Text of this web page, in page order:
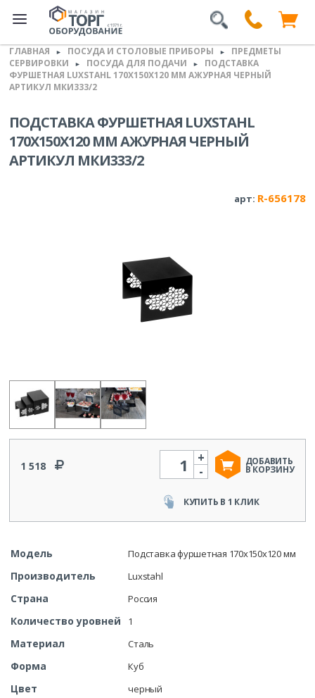
ГЛАВНАЯ ► ПОСУДА И СТОЛОВЫЕ ПРИБОРЫ ►
ПРЕДМЕТЫ
СЕРВИРОВКИ
► ПОСУДА ДЛЯ ПОДАЧИ ►
ПОДСТАВКА
ФУРШЕТНАЯ LUXSTAHL 170Х150Х120 ММ АЖУРНАЯ ЧЕРНЫЙ
АРТИКУЛ МКИ333/2
ПОДСТАВКА ФУРШЕТНАЯ LUXSTAHL
170Х150Х120 ММ АЖУРНАЯ ЧЕРНЫЙ
АРТИКУЛ МКИ333/2
арт: R-656178
1 518
Количество
-
+ ДОБАВИТЬ
В КОРЗИНУ
КУПИТЬ В 1 КЛИК
Модель Подставка фуршетная 170х150х120 мм
Производитель Luxstahl
Страна Россия
Количество уровней 1
Материал Сталь
Форма Куб
Цвет черный